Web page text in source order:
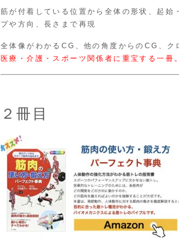
筋が付着している位置から全体の形状、起始
プや方向、長さまで再現
全体像がわかるCG、他の角度からのCG、ク
医療・介護・スポーツ関係者に重宝する一冊。
２冊目